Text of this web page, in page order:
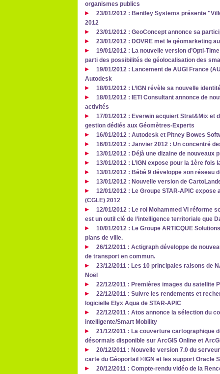
organismes publics
23/01/2012 : Bentley Systems présente
2012
23/01/2012 : GeoConcept annonce sa
23/01/2012 : DOVRE met le géomarketing
19/01/2012 : La nouvelle version d’Opti-
parti des possibilités de géolocalisation des
19/01/2012 : Lancement de AUGI France
Autodesk
18/01/2012 : L’IGN révèle sa nouvelle
18/01/2012 : IETI Consultant annonce de
activités
17/01/2012 : Everwin acquiert Strat&Mix et
gestion dédiés aux Géomètres-Experts
16/01/2012 : Autodesk et Pitney Bowes
16/01/2012 : Janvier 2012 : Un concentré
13/01/2012 : Déjà une dizaine de nouveaux
13/01/2012 : L’IGN expose pour la 1ère fois
13/01/2012 : Bébé 9 développe son réseau
13/01/2012 : Nouvelle version de
12/01/2012 : Le Groupe STAR-APIC
(CGLE) 2012
12/01/2012 : Le roi Mohammed VI réforme
est un outil clé de l’intelligence territoriale que
10/01/2012 : Le Groupe ARTICQUE
plans de ville.
26/12/2011 : Actigraph développe de
de transport en commun.
23/12/2011 : Les 10 principales raisons de
Noël
22/12/2011 : Premières images du satellite
22/12/2011 : Suivre les rendements et
logicielle Elyx Aqua de STAR-APIC
22/12/2011 : Atos annonce la sélection du
intelligente/Smart Mobility
21/12/2011 : La couverture cartographique
désormais disponible sur ArcGIS Online et
20/12/2011 : Nouvelle version 7.0 du
carte du Géoportail ©IGN et les support Oracle
20/12/2011 : Compte-rendu vidéo de la